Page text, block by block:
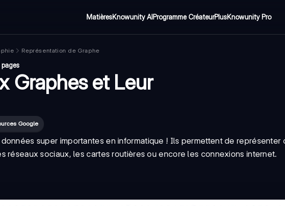
MatièresKnowunity AIProgramme CréateurPlusKnowunity Pro
Représentation de Graphe
Graphes et Leur
Google
super importantes en informatique ! Ils permettent de représenter
réseaux sociaux, les cartes routières ou encore les connexions internet.